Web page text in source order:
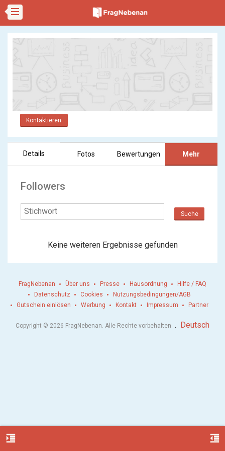
Kontaktieren
Details Fotos Bewertungen Mehr
Followers
Suche
Keine weiteren Ergebnisse gefunden
format_indent_increase format_indent_decrease
FragNebenan Über uns Presse Hausordnung
Hilfe / FAQ
Datenschutz
Cookies
Nutzungsbedingungen/AGB
Gutschein einlösen
Werbung Kontakt Impressum Partner
Copyright © 2026 FragNebenan. Alle Rechte vorbehalten . Deutsch